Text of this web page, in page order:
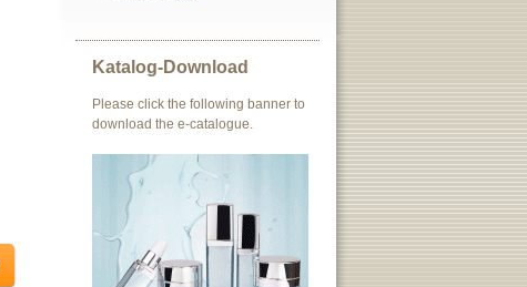
Katalog-Download
Please click the following banner to
download the e-catalogue.